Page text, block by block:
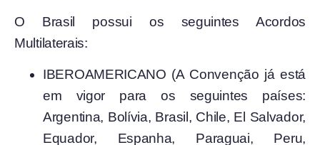
O Brasil possui os seguintes Acordos
Multilaterais:
IBEROAMERICANO (A Convenção já está
em vigor para os seguintes países:
Argentina, Bolívia, Brasil, Chile, El Salvador,
Equador, Espanha, Paraguai, Peru,